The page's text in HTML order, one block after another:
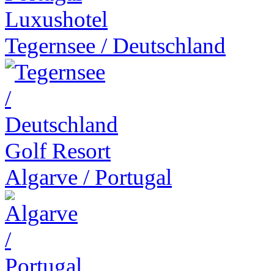
Luxushotel
Tegernsee / Deutschland
Golf Resort
Algarve / Portugal